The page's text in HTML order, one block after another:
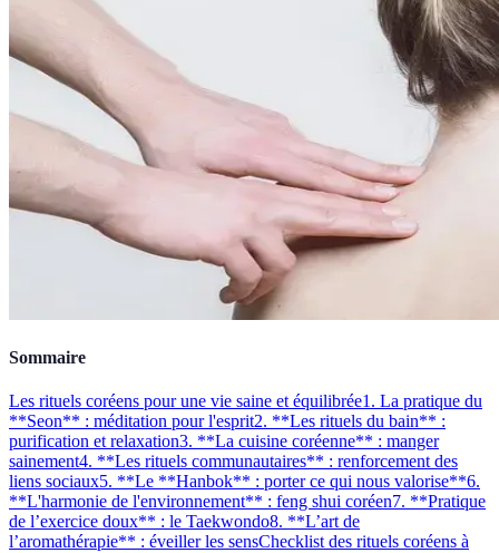
Sommaire
Les rituels coréens pour une vie saine et équilibrée1. La pratique du
**Seon** : méditation pour l'esprit2. **Les rituels du bain** :
purification et relaxation3. **La cuisine coréenne** : manger
sainement4. **Les rituels communautaires** : renforcement des
liens sociaux5. **Le **Hanbok** : porter ce qui nous valorise**6.
**L'harmonie de l'environnement** : feng shui coréen7. **Pratique
de l’exercice doux** : le Taekwondo8. **L’art de
l’aromathérapie** : éveiller les sensChecklist des rituels coréens à